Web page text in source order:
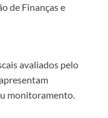
de Finanças e
avaliados pelo
monitoramento.